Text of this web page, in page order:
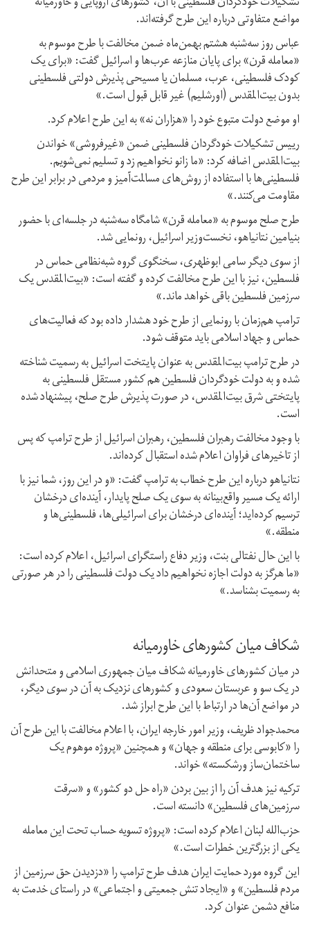
مواضع متفاوتی درباره این طرح گرفته‌اند.
عباس روز سه‌شنبه هشتم بهمن‌ماه ضمن مخالفت با طرح موسوم به
«معامله قرن» برای پایان منازعه عرب‌ها و اسرائیل گفت: «برای یک
کودک فلسطینی، عرب، مسلمان یا مسیحی پذیرش دولتی فلسطینی
بدون بیت‌المقدس (اورشلیم) غیر قابل قبول است.»
او موضع دولت متبوع خود را «هزاران نه» به این طرح اعلام کرد.
رییس تشکیلات خودگردان فلسطینی ضمن «غیرفروشی» خواندن
بیت‌المقدس اضافه کرد: «ما زانو نخواهیم زد و تسلیم نمی‌شویم.
فلسطینی‌ها با استفاده از روش‌های مسالمت‌آمیز و مردمی در برابر این طرح
مقاومت می‌کنند.»
طرح صلح موسوم به «معامله قرن» شامگاه سه‌شنبه در جلسه‌ای با حضور
بنیامین نتانیاهو، نخست‌وزیر اسرائیل، رونمایی شد.
از سوی دیگر سامی ابوظهری،‌ سخنگوی گروه شبه‌نظامی حماس در
فلسطین، نیز با این طرح مخالفت کرده و گفته است: «بیت‌المقدس یک
سرزمین فلسطین باقی خواهد ماند.»
ترامپ هم‌زمان با رونمایی از طرح خود هشدار داده بود که فعالیت‌های
حماس و جهاد اسلامی باید متوقف شود.
در طرح ترامپ بیت‌المقدس به عنوان پایتخت اسرائیل به رسمیت شناخته
شده و به دولت خودگردان فلسطین هم کشور مستقل فلسطینی به
پایتختی شرق بیت‌المقدس، در صورت پذیرش طرح صلح، پیشنهاد شده
است.
با وجود مخالفت رهبران فلسطین،‌ رهبران اسرائیل از طرح ترامپ که پس
از تاخیر‌های فراوان اعلام شده استقبال کرده‌اند.
نتانیاهو درباره این طرح خطاب به ترامپ گفت: «و در این روز، شما نیز با
ارائه یک مسیر واقع‌بینانه به سوی یک صلح پایدار، آینده‌ای درخشان
ترسیم کرده‌اید؛‌ آینده‌ای درخشان برای اسرائیلی‌ها، فلسطینی‌ها و
منطقه.»
با این حال نفتالی بنت،‌ وزیر دفاع راستگرای اسرائیل،‌ اعلام کرده است:
«ما هرگز به دولت اجازه نخواهیم داد یک دولت فلسطینی را در هر صورتی
به رسمیت بشناسد.»
شکاف میان کشورهای خاورمیانه
در میان کشورهای خاورمیانه شکاف میان جمهوری اسلامی و متحدانش
در یک سو و عربستان سعودی و کشورهای نزدیک به آن در سوی دیگر،
در مواضع آن‌ها در ارتباط با این طرح ابراز شد.
محمدجواد ظریف،‌ وزیر امور خارجه ایران،‌ با اعلام مخالفت با این طرح آن
را «کابوسی برای منطقه و جهان» و همچنین «پروژه‌ موهوم یک
ساختمان‌ساز ورشکسته» خواند.
ترکیه نیز هدف آن را از بین بردن «راه حل دو کشور» و «سرقت
سرزمین‌های فلسطین» دانسته است.
حزب‌الله لبنان اعلام کرده است: «پروژه تسویه حساب تحت این معامله
یکی از بزرگترین خطرات است.»
این گروه مورد حمایت ایران هدف طرح ترامپ را «دزدیدن حق سرزمین از
مردم فلسطین»‌ و «ایجاد تنش جمعیتی و اجتماعی» در راستای خدمت به
منافع دشمن عنوان کرد.